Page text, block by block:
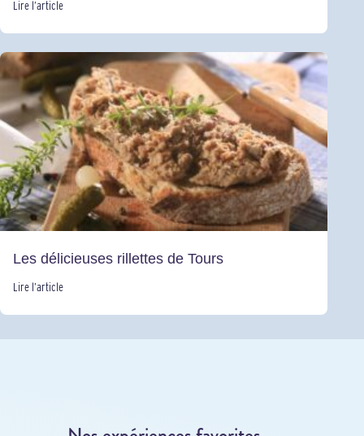
Lire l’article
Les délicieuses rillettes de Tours
Lire l’article